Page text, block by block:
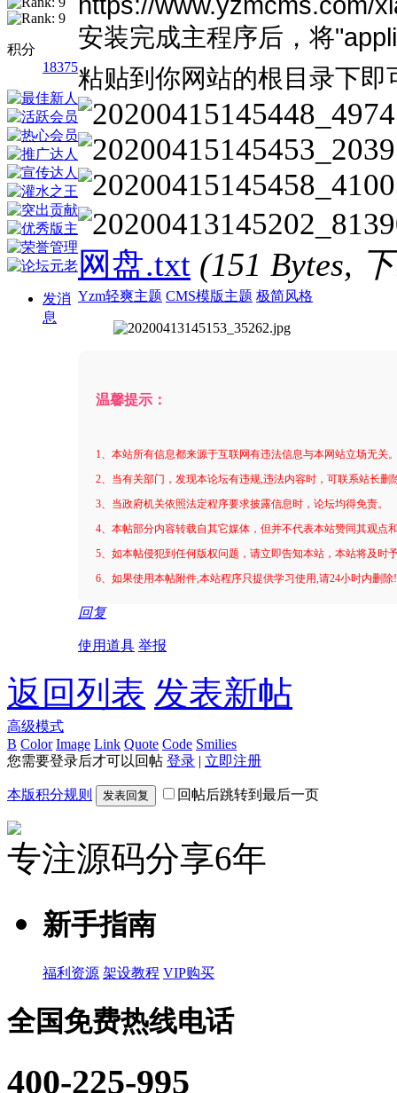
积分
18375
发消
息
安装完成主程序后，将
粘贴到你网站的根目录下即
网盘.txt (151 Bytes,
Yzm轻爽主题 CMS模版主题 极简风格
温馨提示：
1、本站所有信息都来源于互联网有违法信息与本网站立场无关
2、当有关部门，发现本论坛有违规,违法内容时，可联系站长删
3、当政府机关依照法定程序要求披露信息时，论坛均得免责。
4、本帖部分内容转载自其它媒体，但并不代表本站赞同其观点
5、如本帖侵犯到任何版权问题，请立即告知本站，本站将及时
6、如果使用本帖附件,本站程序只提供学习使用,请24小时内删
回复
使用道具 举报
返回列表 发表新帖
高级模式
B Color Image Link Quote Code Smilies
您需要登录后才可以回帖 登录 | 立即注册
本版积分规则 发表回复 回帖后跳转到最后一页
专注源码分享6年
新手指南
福利资源 架设教程 VIP购买
全国免费热线电话
400-225-995